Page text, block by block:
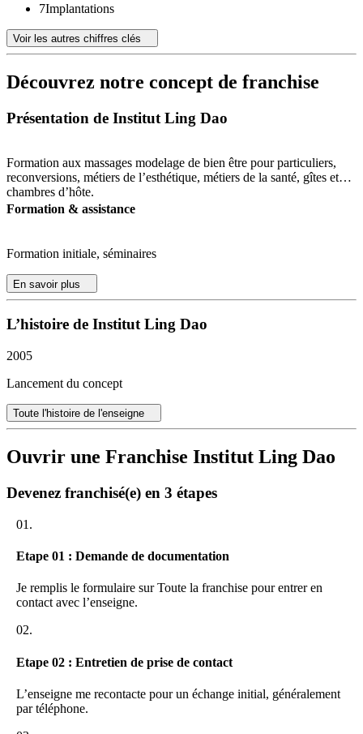
7Implantations
Voir les autres chiffres clés
Découvrez notre concept de franchise
Présentation de Institut Ling Dao
Formation aux massages modelage de bien être pour particuliers,
reconversions, métiers de l’esthétique, métiers de la santé, gîtes et
chambres d’hôte.
Formation & assistance
Formation initiale, séminaires
En savoir plus
L’histoire de Institut Ling Dao
2005
Lancement du concept
Toute l'histoire de l'enseigne
Ouvrir une Franchise Institut Ling Dao
Devenez franchisé(e) en 3 étapes
01.
Etape 01 : Demande de documentation
Je remplis le formulaire sur Toute la franchise pour entrer en
contact avec l’enseigne.
02.
Etape 02 : Entretien de prise de contact
L’enseigne me recontacte pour un échange initial, généralement
par téléphone.